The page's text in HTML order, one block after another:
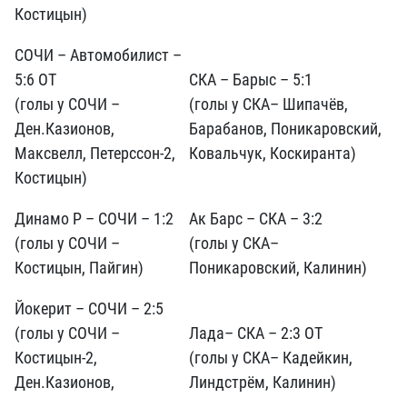
Костицын)
СОЧИ – Автомобилист –
5:6 ОТ
(голы у СОЧИ –
Ден.Казионов,
Максвелл, Петерссон-2,
Костицын)
СКА – Барыс – 5:1
(голы у СКА– Шипачёв,
Барабанов, Поникаровский,
Ковальчук, Коскиранта)
Динамо Р – СОЧИ – 1:2
(голы у СОЧИ –
Костицын, Пайгин)
Ак Барс – СКА – 3:2
(голы у СКА–
Поникаровский, Калинин)
Йокерит – СОЧИ – 2:5
(голы у СОЧИ –
Костицын-2,
Ден.Казионов,
Лада– СКА – 2:3 ОТ
(голы у СКА– Кадейкин,
Линдстрём, Калинин)